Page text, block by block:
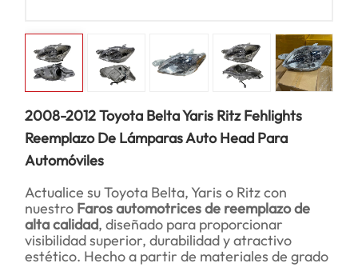
2008-2012 Toyota Belta Yaris Ritz Fehlights
Reemplazo De Lámparas Auto Head Para
Automóviles
Actualice su Toyota Belta, Yaris o Ritz con
nuestro Faros automotrices de reemplazo de
alta calidad, diseñado para proporcionar
visibilidad superior, durabilidad y atractivo
estético. Hecho a partir de materiales de grado